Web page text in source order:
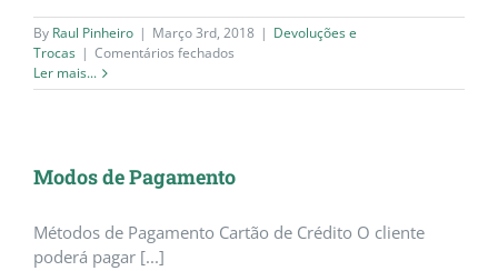
By Raul Pinheiro | Março 3rd, 2018 | Devoluções e
Trocas | Comentários fechados
e
Ler mais...
Modos de Pagamento
Métodos de Pagamento Cartão de Crédito O cliente
poderá pagar [...]